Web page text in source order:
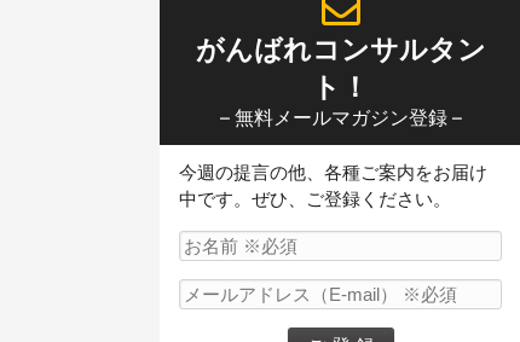
がんばれコンサルタン
ト！
– 無料メールマガジン登録 –
今週の提言の他、各種ご案内をお届け
中です。ぜひ、ご登録ください。